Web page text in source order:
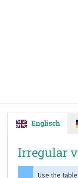
Englisch
Irregular
Use the